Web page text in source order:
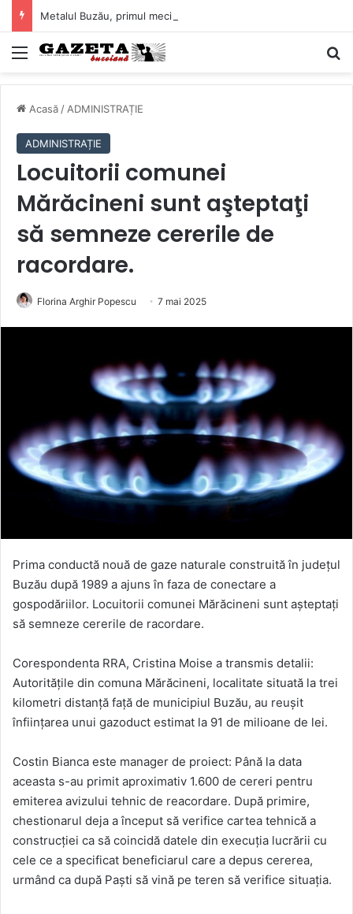
Mediu
Acasă / ADMINISTRAȚIE
ADMINISTRAȚIE
Locuitorii comunei
Mărăcineni sunt aşteptaţi
să semneze cererile de
racordare.
Florina Arghir Popescu 7 mai 2025
Prima conductă nouă de gaze naturale construită în judeţul
Buzău după 1989 a ajuns în faza de conectare a
gospodăriilor. Locuitorii comunei Mărăcineni sunt aşteptaţi
să semneze cererile de racordare.
Corespondenta RRA, Cristina Moise a transmis detalii:
Autorităţile din comuna Mărăcineni, localitate situată la trei
kilometri distanţă faţă de municipiul Buzău, au reuşit
înfiinţarea unui gazoduct estimat la 91 de milioane de lei.
Costin Bianca este manager de proiect: Până la data
aceasta s-au primit aproximativ 1.600 de cereri pentru
emiterea avizului tehnic de reacordare. După primire,
chestionarul deja a început să verifice cartea tehnică a
construcţiei ca să coincidă datele din execuţia lucrării cu
cele ce a specificat beneficiarul care a depus cererea,
urmând ca după Paşti să vină pe teren să verifice situaţia.